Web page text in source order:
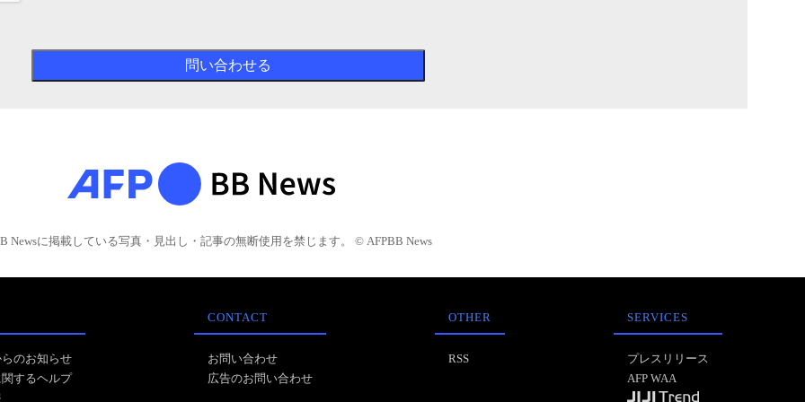
Newsに掲載している写真・見出し・記事の無断使用を禁じます。 © AFPBB News
のお知らせ
するヘルプ
CONTACT
お問い合わせ
広告のお問い合わせ
OTHER
RSS
SERVICES
プレスリリース
AFP WAA